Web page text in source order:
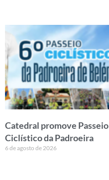
Catedral promove Passeio
Ciclístico da Padroeira
6 de agosto de 2026